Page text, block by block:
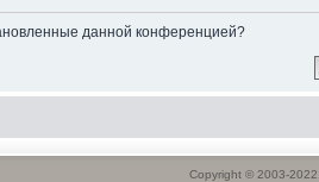
данной конференцией?
Copyright © 2003-2022,